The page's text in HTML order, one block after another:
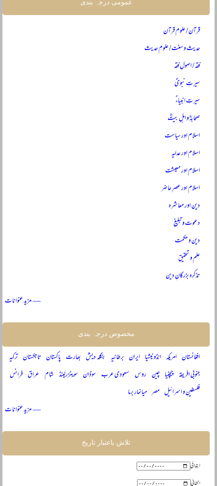
عمومی درجہ بندی
قرآن / علومِ قرآن
حدیث و سنت / علومِ حدیث
فقہ / اصولِ فقہ
سیرتِ نبویؐ
سیرتِ انبیاءؑ
صحابہؓ و اہلِ بیتؓ
اسلام اور سیاست
اسلام اور عدلیہ
اسلام اور معیشت
اسلام اور عصرِ حاضر
دین اور معاشرہ
دعوت و تبلیغ
دین و حکمت
علم و تحقیق
تذکرہ بزرگانِ دین
— مزید عنوانات
مخصوص درجہ بندی
افغانستان امریکہ انڈونیشیا ایران برطانیہ بنگلہ دیش بھارت پاکستان تاجکستان ترکیہ
جنوبی افریقہ چیچنیا چین روس سعودی عرب سوڈان سویٹزرلینڈ شام عراق فرانس
فلسطین و اسرائیل مصر میانمار برما
— مزید عنوانات
تلاش باعتبار تاریخ
ابتدائی
انتہائی